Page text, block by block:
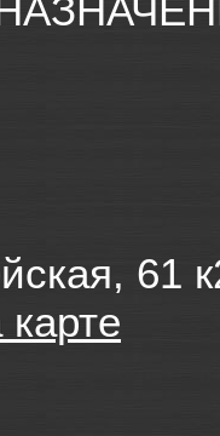
61